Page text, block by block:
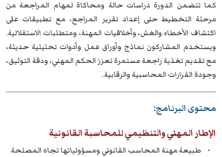
كما تتضمن الدورة دراسات حالة ومحاكاة لمهام المراجعة من
مرحلة التخطيط حتى إعداد تقرير المراجع، مع تطبيقات على
اكتشاف الأخطاء والغش، وأخلاقيات المهنة، ومتطلبات الاستقلالية.
ويستخدم المشاركون نماذج وأوراق عمل وأدوات تحليلية حديثة،
مع تقديم تغذية راجعة مستمرة تعزز الحكم المهني، ودقة التوثيق،
وجودة القرارات المحاسبية والرقابية.
محتوى البرنامج:
الإطار المهني والتنظيمي للمحاسبة القانونية
طبيعة مهنة المحاسب القانوني ومسؤولياتها تجاه المصلحة